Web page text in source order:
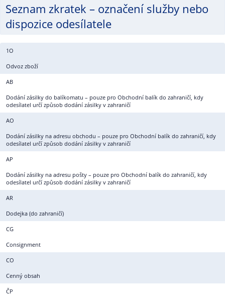
Seznam zkratek – označení služby nebo
dispozice odesílatele
1O
Odvoz zboží
AB
Dodání zásilky do balíkomatu – pouze pro Obchodní balík do zahraničí, kdy
odesílatel určí způsob dodání zásilky v zahraničí
AO
Dodání zásilky na adresu obchodu – pouze pro Obchodní balík do zahraničí, kdy
odesílatel určí způsob dodání zásilky v zahraničí
AP
Dodání zásilky na adresu pošty – pouze pro Obchodní balík do zahraničí, kdy
odesílatel určí způsob dodání zásilky v zahraničí
AR
Dodejka (do zahraničí)
CG
Consignment
CO
Cenný obsah
ČP